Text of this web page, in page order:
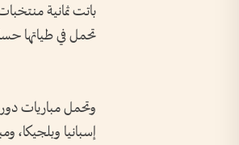
تحمل في طياتها
وتحمل مباريات دور
إسبانيا وبلجيكا،